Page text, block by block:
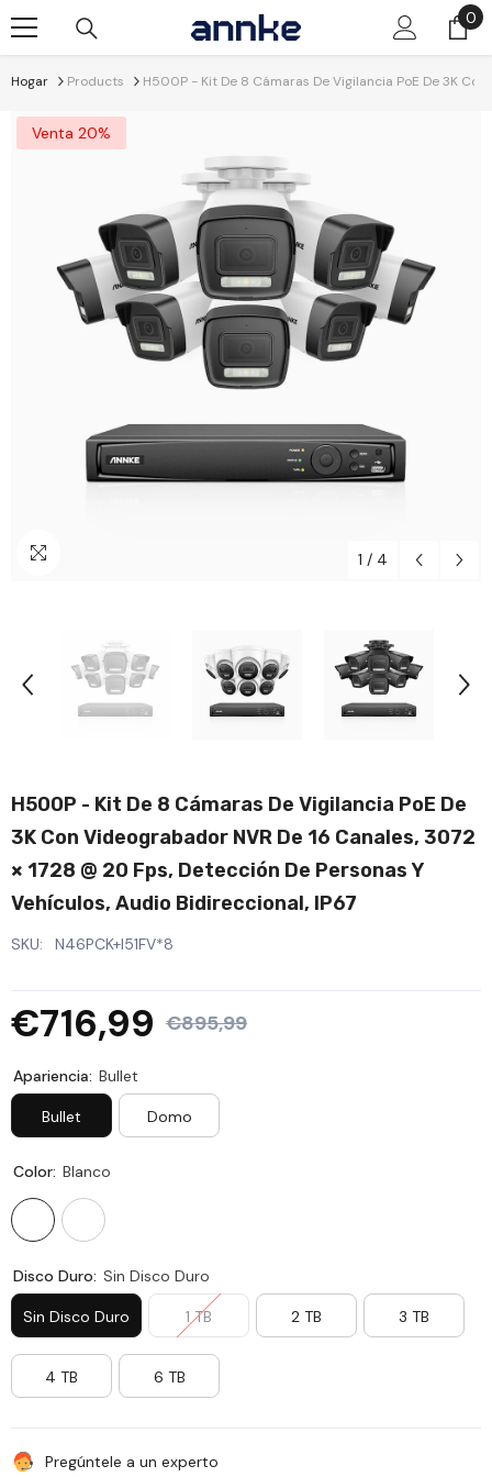
00
Hogar Products H500P - Kit De 8 Cámaras De Vigilancia PoE De 3K
Venta 20%
1 / 4
H500P - Kit De 8 Cámaras De Vigilancia PoE De
3K Con Videograbador NVR De 16 Canales, 3072
× 1728 @ 20 Fps, Detección De Personas Y
Vehículos, Audio Bidireccional, IP67
SKU: N46PCK+I51FV*8
€716,99 €895,99
Apariencia: Bullet
Bullet Domo
Color: Blanco
Disco Duro: Sin Disco Duro
Sin Disco Duro 1 TB 2 TB 3 TB
4 TB 6 TB
Pregúntele a un experto